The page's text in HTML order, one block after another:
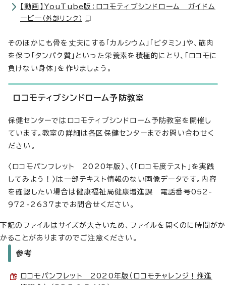
【動画】YouTube版：ロコモティブシンドローム ガイドム
ービー （外部リンク）
そのほかにも骨を丈夫にする「カルシウム」「ビタミン」や、筋肉
を保つ「タンパク質」といった栄養素を積極的にとり、「ロコモに
負けない身体」を作りましょう。
ロコモティブシンドローム予防教室
保健センターではロコモティブシンドローム予防教室を開催し
ています。教室の詳細は各区保健センターまでお問い合わせく
ださい。
〈ロコモパンフレット 2020年版〉、〈「ロコモ度テスト」を実践
してみよう！〉は一部テキスト情報のない画像データです。内容
を確認したい場合は健康福祉局健康増進課 電話番号052-
972-2637までお問合せください。
下記のファイルはサイズが大きいため、ファイルを開くのに時間がか
かることがありますのでご注意ください。
参考
ロコモパンフレット 2020年版（ロコモチャレンジ！推進